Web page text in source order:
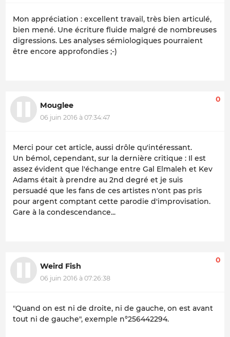
Mon appréciation : excellent travail, très bien articulé,
bien mené. Une écriture fluide malgré de nombreuses
digressions. Les analyses sémiologiques pourraient
être encore approfondies ;-)
Mouglee
06 juin 2016 à 07:34:47
0
Merci pour cet article, aussi drôle qu'intéressant.
Un bémol, cependant, sur la dernière critique : Il est
assez évident que l'échange entre Gal Elmaleh et Kev
Adams était à prendre au 2nd degré et je suis
persuadé que les fans de ces artistes n'ont pas pris
pour argent comptant cette parodie d'improvisation.
Gare à la condescendance...
Weird Fish
06 juin 2016 à 07:26:38
0
"Quand on est ni de droite, ni de gauche, on est avant
tout ni de gauche", exemple n°256442294.